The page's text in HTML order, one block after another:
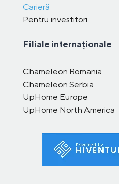
Carieră
Pentru investitori
Filiale internaționale
Chameleon Romania
Chameleon Serbia
UpHome Europe
UpHome North America